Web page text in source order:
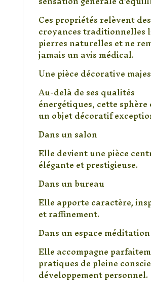
Ces propriétés relèvent des
croyances traditionnelles
pierres naturelles et ne
jamais un avis médical.
Une pièce décorative
Au-delà de ses qualités
énergétiques, cette
un objet décoratif
Dans un salon
Elle devient une pièce
élégante et prestigieuse.
Dans un bureau
Elle apporte caractère,
et raffinement.
Dans un espace méditation
Elle accompagne
pratiques de pleine
développement personnel.